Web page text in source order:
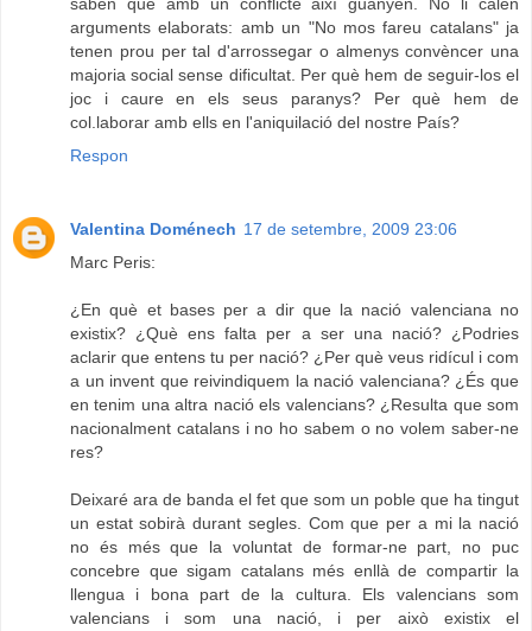
saben que amb un conflicte així guanyen. No li calen
arguments elaborats: amb un "No mos fareu catalans" ja
tenen prou per tal d'arrossegar o almenys convèncer una
majoria social sense dificultat. Per què hem de seguir-los el
joc i caure en els seus paranys? Per què hem de
col.laborar amb ells en l'aniquilació del nostre País?
Respon
Valentina Doménech 17 de setembre, 2009 23:06
Marc Peris:
¿En què et bases per a dir que la nació valenciana no
existix? ¿Què ens falta per a ser una nació? ¿Podries
aclarir que entens tu per nació? ¿Per què veus ridícul i com
a un invent que reivindiquem la nació valenciana? ¿És que
en tenim una altra nació els valencians? ¿Resulta que som
nacionalment catalans i no ho sabem o no volem saber-ne
res?
Deixaré ara de banda el fet que som un poble que ha tingut
un estat sobirà durant segles. Com que per a mi la nació
no és més que la voluntat de formar-ne part, no puc
concebre que sigam catalans més enllà de compartir la
llengua i bona part de la cultura. Els valencians som
valencians i som una nació, i per això existix el